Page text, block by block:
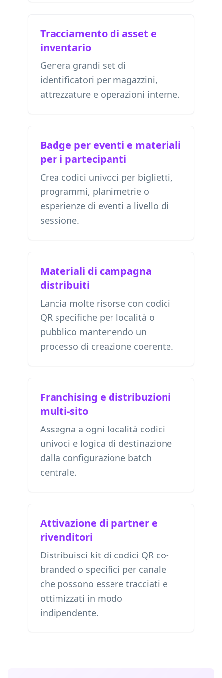
Tracciamento di asset e
inventario
Genera grandi set di
identificatori per magazzini,
attrezzature e operazioni interne.
Badge per eventi e materiali
per i partecipanti
Crea codici univoci per biglietti,
programmi, planimetrie o
esperienze di eventi a livello di
sessione.
Materiali di campagna
distribuiti
Lancia molte risorse con codici
QR specifiche per località o
pubblico mantenendo un
processo di creazione coerente.
Franchising e distribuzioni
multi-sito
Assegna a ogni località codici
univoci e logica di destinazione
dalla configurazione batch
centrale.
Attivazione di partner e
rivenditori
Distribuisci kit di codici QR co-
branded o specifici per canale
che possono essere tracciati e
ottimizzati in modo
indipendente.